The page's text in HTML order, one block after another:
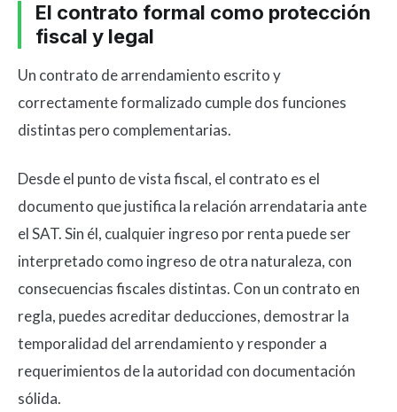
El contrato formal como protección
fiscal y legal
Un contrato de arrendamiento escrito y
correctamente formalizado cumple dos funciones
distintas pero complementarias.
Desde el punto de vista fiscal, el contrato es el
documento que justifica la relación arrendataria ante
el SAT. Sin él, cualquier ingreso por renta puede ser
interpretado como ingreso de otra naturaleza, con
consecuencias fiscales distintas. Con un contrato en
regla, puedes acreditar deducciones, demostrar la
temporalidad del arrendamiento y responder a
requerimientos de la autoridad con documentación
sólida.